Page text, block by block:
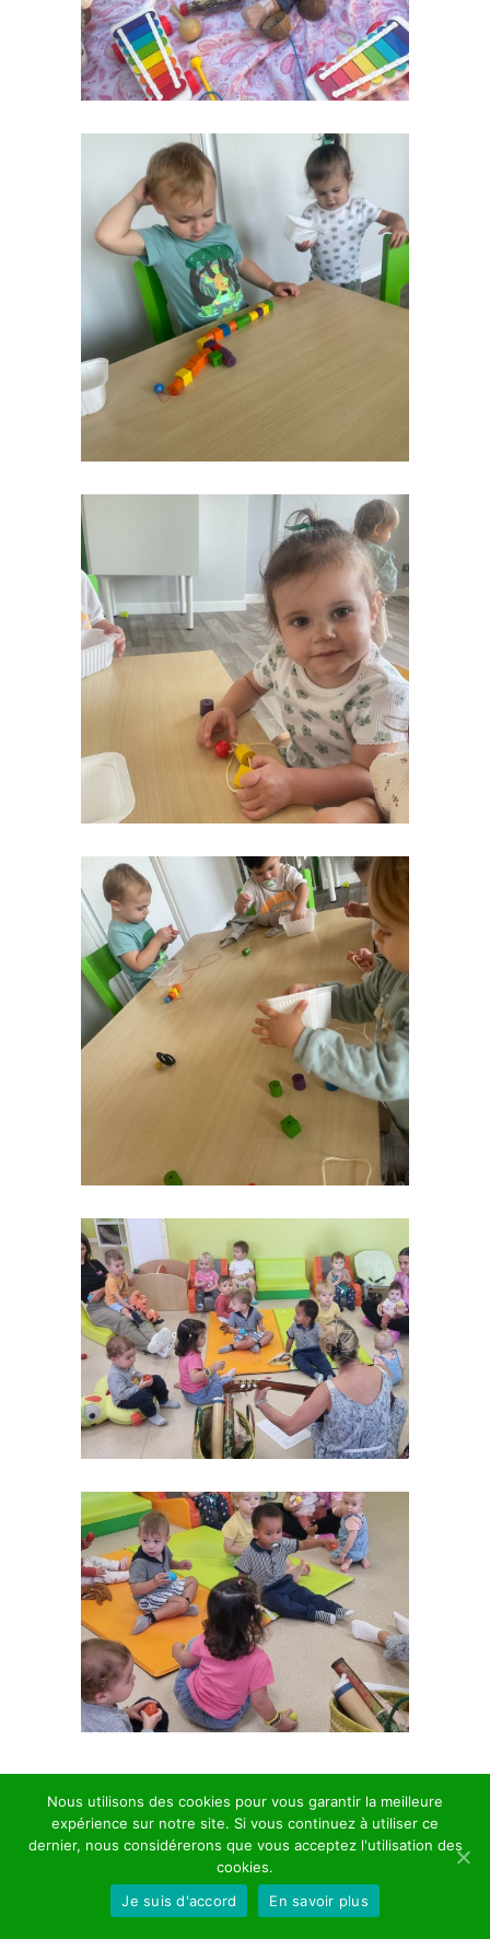
LAISSER UN COMMENTAIRE
Nous utilisons des cookies pour vous garantir la meilleure
expérience sur notre site. Si vous continuez à utiliser ce
dernier, nous considérerons que vous acceptez l'utilisation des
cookies.
Je suis d'accord
En savoir plus